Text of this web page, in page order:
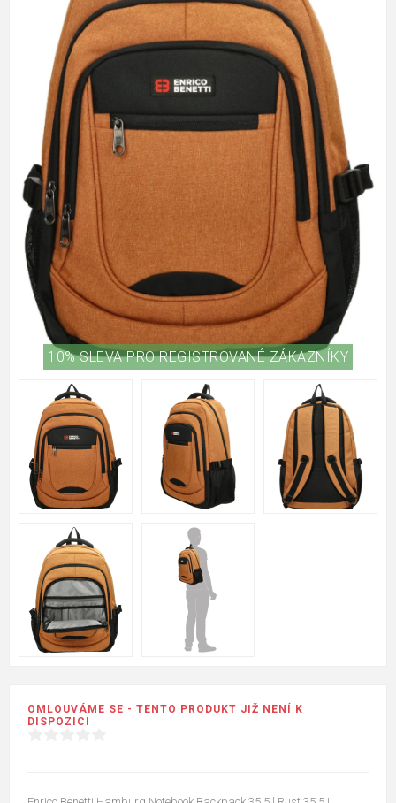
10% SLEVA PRO REGISTROVANÉ ZÁKAZNÍKY
OMLOUVÁME SE - TENTO PRODUKT JIŽ NENÍ K
DISPOZICI